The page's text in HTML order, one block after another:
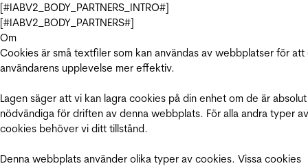
[#IABV2_BODY_PARTNERS_INTRO#]
[#IABV2_BODY_PARTNERS#]
Om
Cookies är små textfiler som kan användas av webbplatser för att
användarens upplevelse mer effektiv.
Lagen säger att vi kan lagra cookies på din enhet om de är absolut
nödvändiga för driften av denna webbplats. För alla andra typer av
cookies behöver vi ditt tillstånd.
Denna webbplats använder olika typer av cookies. Vissa cookies